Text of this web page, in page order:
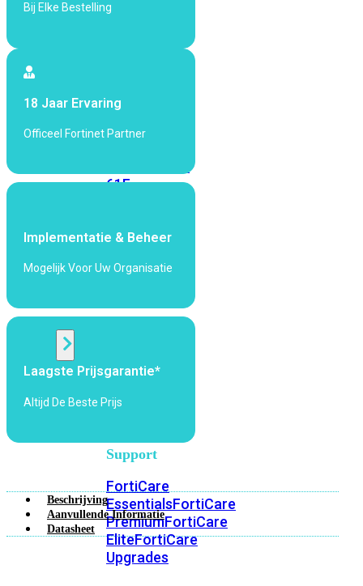
Fi
40F
50GFortiWiFi
61F
71GFortiWiFi
81F
Alle
bekijken
Support
FortiCare
EssentialsFortiCare
PremiumFortiCare
EliteFortiCare
Upgrades
Bij Elke Bestelling
18 Jaar Ervaring
Officeel Fortinet Partner
Implementatie & Beheer
Mogelijk Voor Uw Organisatie
Laagste Prijsgarantie*
Altijd De Beste Prijs
Beschrijving
Aanvullende Informatie
Datasheet